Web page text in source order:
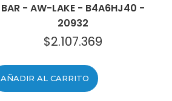
BAR - AW-LAKE - B4A6HJ40 -
20932
$2.107.369
AÑADIR AL CARRITO